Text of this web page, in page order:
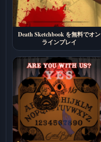
Death Sketchbook を無料でオン
ラインプレイ